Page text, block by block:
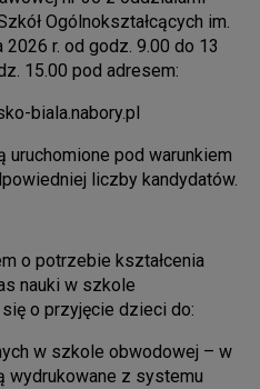
Ogólnokształcących im.
r. od godz. 9.00 do 13
15.00 pod adresem:
biala.nabory.pl
uruchomione pod warunkiem
liczby kandydatów.
o potrzebie kształcenia
nauki w szkole
o przyjęcie dzieci do:
w szkole obwodowej – w
wydrukowane z systemu